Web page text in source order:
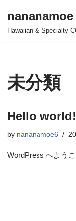
コ
へ
ッ
プ
nananamoe
Hawaiian & Specialty
未分類
Hello world!
by nananamoe6
WordPress へよう